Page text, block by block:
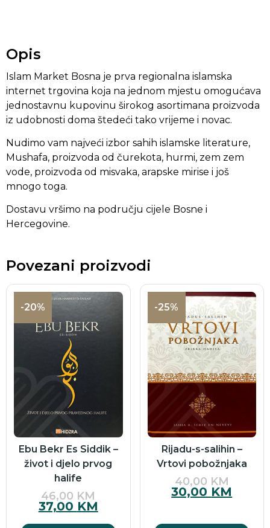
Opis
Islam Market Bosna je prva regionalna islamska
internet trgovina koja na jednom mjestu omogućava
jednostavnu kupovinu širokog asortimana proizvoda
iz udobnosti doma štedeći tako vrijeme i novac.
Nudimo vam najveći izbor sahih islamske literature,
Mushafa, proizvoda od čurekota, hurmi, zem zem
vode, proizvoda od misvaka, arapske mirise i još
mnogo toga.
Dostavu vršimo na području cijele Bosne i
Hercegovine.
Povezani proizvodi
-20%
Ebu Bekr Es Siddik –
život i djelo prvog
halife
46,00 KM
37,00 KM
-25%
Rijadu-s-salihin –
Vrtovi pobožnjaka
40,00 KM
30,00 KM